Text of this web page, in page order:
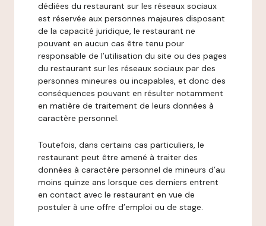
dédiées du restaurant sur les réseaux sociaux
est réservée aux personnes majeures disposant
de la capacité juridique, le restaurant ne
pouvant en aucun cas être tenu pour
responsable de l’utilisation du site ou des pages
du restaurant sur les réseaux sociaux par des
personnes mineures ou incapables, et donc des
conséquences pouvant en résulter notamment
en matière de traitement de leurs données à
caractère personnel.
Toutefois, dans certains cas particuliers, le
restaurant peut être amené à traiter des
données à caractère personnel de mineurs d’au
moins quinze ans lorsque ces derniers entrent
en contact avec le restaurant en vue de
postuler à une offre d’emploi ou de stage.